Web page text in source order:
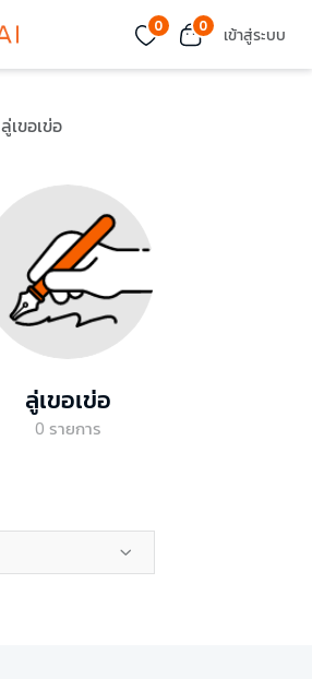
0 0 เข้าสู่ระบบ
ลู่เขอเข่อ
ลู่เขอเข่อ
0 รายการ